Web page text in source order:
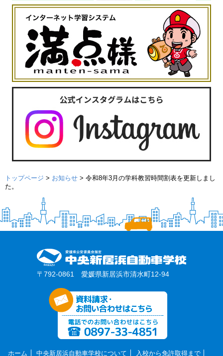
トップページ > お知らせ > 令和8年3月の学科教習時間割表を更新しまし
た。
〒792-0861 愛媛県新居浜市清水町12-94
ホーム 中央新居浜自動車学校について 入校から免許取得まで